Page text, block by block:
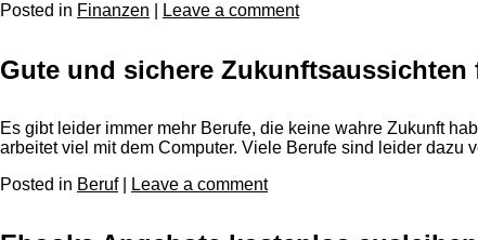
Posted in Finanzen Leave a comment
Gute und sichere Zukunftsaussichten
Es gibt leider immer mehr Berufe, die keine wahre Zukunft
arbeitet viel mit dem Computer. Viele Berufe sind leider dazu
Posted in Beruf| Leave a comment